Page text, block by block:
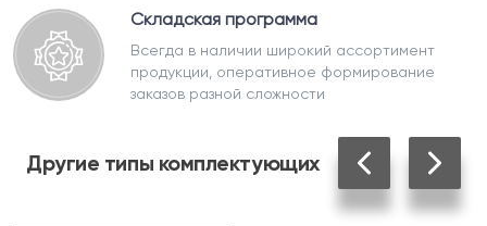
Складская программа
Всегда в наличии широкий ассортимент
продукции, оперативное формирование
заказов разной сложности
Другие типы комплектующих